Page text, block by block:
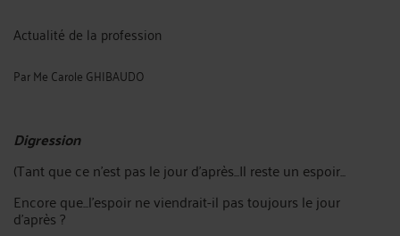
Actualité de la profession
ParMe Carole GHIBAUDO
Digression
(Tant que ce n'est pas le jour d'après...Il reste un espoir...
Encore que...l’espoir ne viendrait-il pas toujours le jour
d’après ?